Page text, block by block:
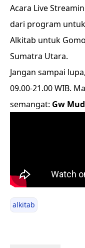
Acara Live
dari program
Alkitab untuk
Sumatra Utara.
Jangan sampai
09.00-21.00 WIB.
semangat: Gw
alkitab